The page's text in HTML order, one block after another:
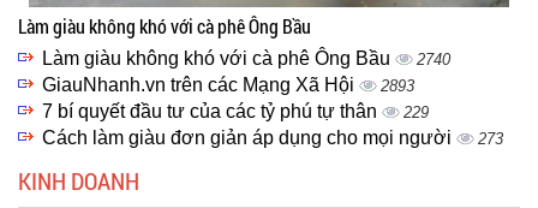
Làm giàu không khó với cà phê Ông Bầu
Làm giàu không khó với cà phê Ông Bầu 2740
GiauNhanh.vn trên các Mạng Xã Hội 2893
7 bí quyết đầu tư của các tỷ phú tự thân 229
Cách làm giàu đơn giản áp dụng cho mọi người 273
KINH DOANH